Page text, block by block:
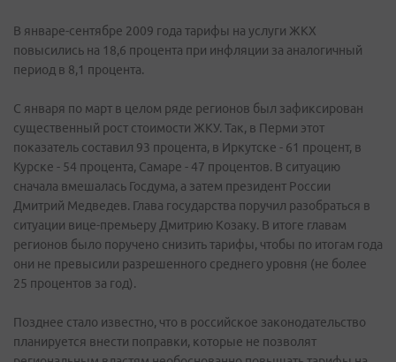
В январе-сентябре 2009 года тарифы на услуги ЖКХ
повысились на 18,6 процента при инфляции за аналогичный
период в 8,1 процента.
С января по март в целом ряде регионов был зафиксирован
существенный рост стоимости ЖКУ. Так, в Перми этот
показатель составил 93 процента, в Иркутске - 61 процент, в
Курске - 54 процента, Самаре - 47 процентов. В ситуацию
сначала вмешалась Госдума, а затем президент России
Дмитрий Медведев. Глава государства поручил разобраться в
ситуации вице-премьеру Дмитрию Козаку. В итоге главам
регионов было поручено снизить тарифы, чтобы по итогам года
они не превысили разрешенного среднего уровня (не более
25 процентов за год).
Позднее стало известно, что в российское законодательство
планируется внести поправки, которые не позволят